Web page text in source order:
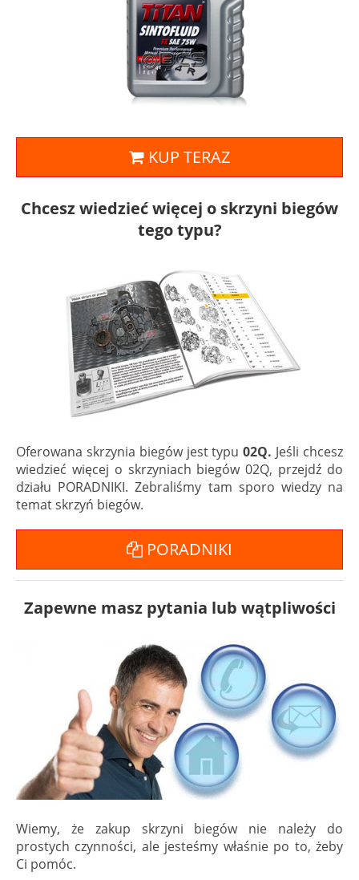
KUP TERAZ
Chcesz wiedzieć więcej o skrzyni biegów
tego typu?
Oferowana skrzynia biegów jest typu 02Q. Jeśli chcesz
wiedzieć więcej o skrzyniach biegów 02Q, przejdź do
działu PORADNIKI. Zebraliśmy tam sporo wiedzy na
temat skrzyń biegów.
PORADNIKI
Zapewne masz pytania lub wątpliwości
Wiemy, że zakup skrzyni biegów nie należy do
prostych czynności, ale jesteśmy właśnie po to, żeby
Ci pomóc.